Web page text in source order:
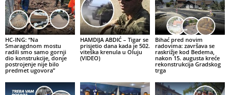
HC-ING: “Na
Smaragdnom mostu
radili smo samo gornji
dio konstrukcije, donje
postrojenje nije bilo
predmet ugovora”
HAMDIJA ABDIĆ – Tigar se
prisjetio dana kada je 502.
viteška krenula u Oluju
(VIDEO)
Bihać pred novim
radovima: završava se
raskrižje kod Bedema,
nakon 15. augusta kreće
rekonstrukcija Gradskog
trga